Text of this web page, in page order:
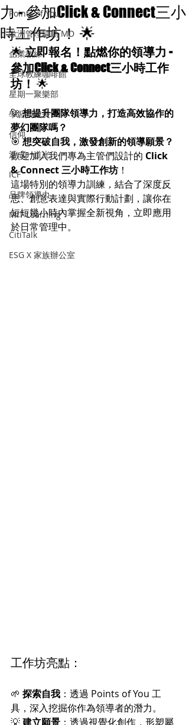
Points of You
歐洲管理驅動 MD
企業教練
全球教練咖啡館
星期一聚樂部
學習與成長
信仰
活成一道光
ICF
品牌領導力
MIT Learning
CitiTalk
ESG X 家族辦公室
力 - 參加Click & Connect三小
時工作坊！ 🌟
🌟 立即報名！點燃你的領導力 -
參加Click & Connect三小時工作
坊！ 🌟
🚀 想提升團隊領導力，打造高效協作的
夢幻團隊嗎？
🎯 想突破自我，激發創新的領導願景？
歡迎加入我們專為主管們設計的 Click
& Connect 三小時工作坊 ！
這場特別的領導力訓練，結合了深度反
思、創意表達與實際行動計劃，讓你在
短短幾小時內掌握全新視角，立即應用
於日常管理中。
工作坊亮點：
🌱 探索自我 ：透過 Points of You 工
具，深入挖掘你作為領導者的潛力。
💡 建立願景 ：透過視覺化創作，形塑屬